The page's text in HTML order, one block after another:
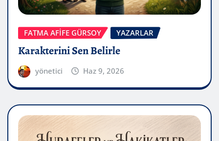
FATMA AFİFE GÜRSOY YAZARLAR
Karakterini Sen Belirle
yönetici Haz 9, 2026